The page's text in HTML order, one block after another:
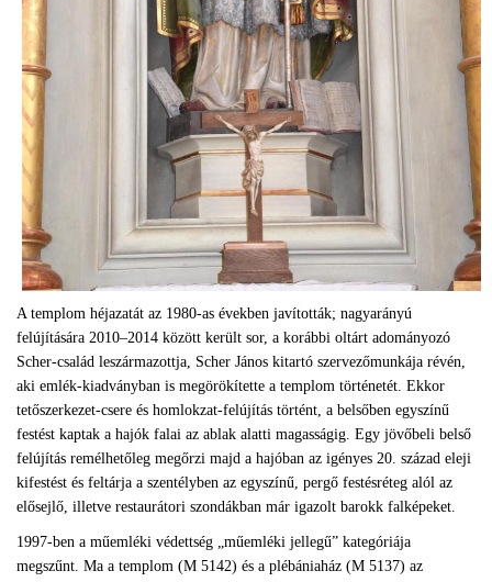
A templom héjazatát az 1980-as években javították; nagyarányú
felújítására 2010–2014 között került sor, a korábbi oltárt adományozó
Scher-család leszármazottja, Scher János kitartó szervezőmunkája révén,
aki emlék-kiadványban is megörökítette a templom történetét. Ekkor
tetőszerkezet-csere és homlokzat-felújítás történt, a belsőben egyszínű
festést kaptak a hajók falai az ablak alatti magasságig. Egy jövőbeli belső
felújítás remélhetőleg megőrzi majd a hajóban az igényes 20. század eleji
kifestést és feltárja a szentélyben az egyszínű, pergő festésréteg alól az
elősejlő, illetve restaurátori szondákban már igazolt barokk falképeket.
1997-ben a műemléki védettség „műemléki jellegű” kategóriája
megszűnt. Ma a templom (M 5142) és a plébániaház (M 5137) az